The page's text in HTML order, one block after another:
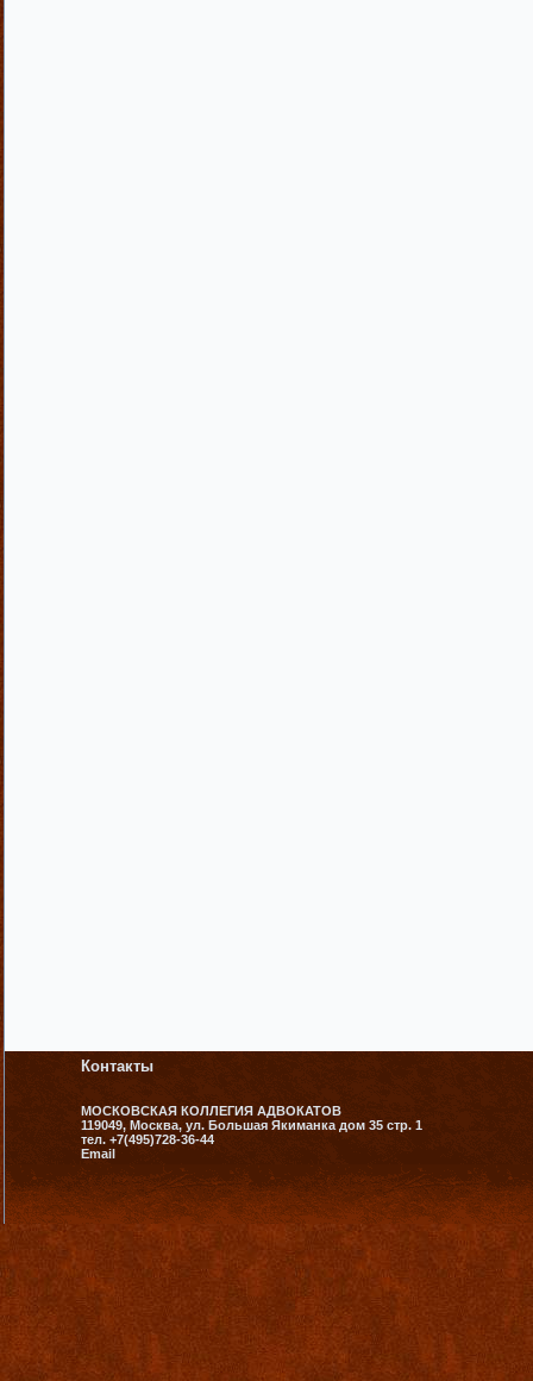
Контакты
МОСКОВСКАЯ КОЛЛЕГИЯ АДВОКАТОВ
119049, Москва, ул. Большая Якиманка дом 35 стр. 1
тел. +7(495)728-36-44
Email